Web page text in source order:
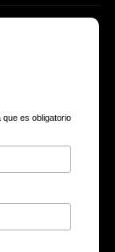
que es obligatorio